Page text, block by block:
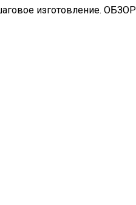
изготовление. ОБЗОР